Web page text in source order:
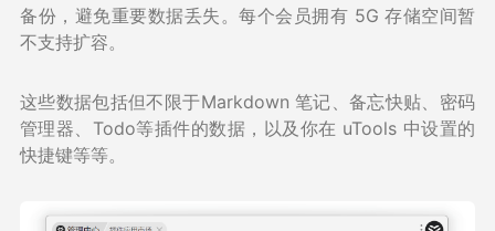
备份，避免重要数据丢失。每个会员拥有 5G 存储空间暂
不支持扩容。
这些数据包括但不限于Markdown 笔记、备忘快贴、密码
管理器、Todo等插件的数据，以及你在 uTools 中设置的
快捷键等等。